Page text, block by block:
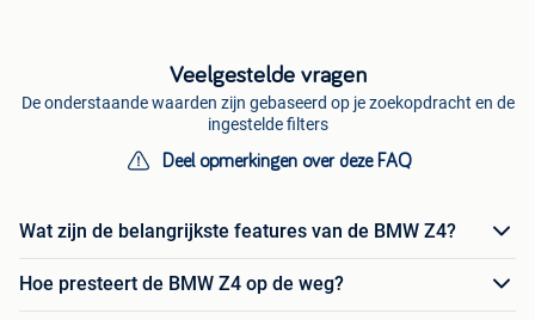
Veelgestelde vragen
De onderstaande waarden zijn gebaseerd op je zoekopdracht en de
ingestelde filters
Deel opmerkingen over deze FAQ
Wat zijn de belangrijkste features van de BMW Z4?
Hoe presteert de BMW Z4 op de weg?